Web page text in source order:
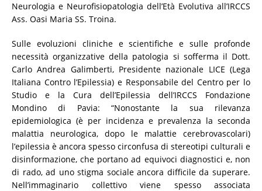
Neurologia e Neurofisiopatologia dell’Età Evolutiva all’IRCCS
Ass. Oasi Maria SS. Troina.
Sulle evoluzioni cliniche e scientifiche e sulle profonde
necessità organizzative della patologia si sofferma il Dott.
Carlo Andrea Galimberti, Presidente nazionale LICE (Lega
Italiana Contro l’Epilessia) e Responsabile del Centro per lo
Studio e la Cura dell’Epilessia dell’IRCCS Fondazione
Mondino di Pavia: “Nonostante la sua rilevanza
epidemiologica (è per incidenza e prevalenza la seconda
malattia neurologica, dopo le malattie cerebrovascolari)
l’epilessia è ancora spesso circonfusa di stereotipi culturali e
disinformazione, che portano ad equivoci diagnostici e, non
di rado, ad uno stigma sociale ancora difficile da superare.
Nell’immaginario collettivo viene spesso associata